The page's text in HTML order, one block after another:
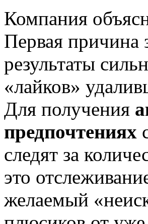
Компания
Первая причина
результаты
«лайков»
Для получения
предпочтениях
следят за
это
желаемый